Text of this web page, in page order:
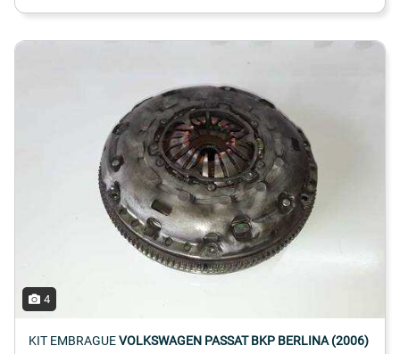
4
KIT EMBRAGUEVOLKSWAGEN PASSAT BKP BERLINA (2006)